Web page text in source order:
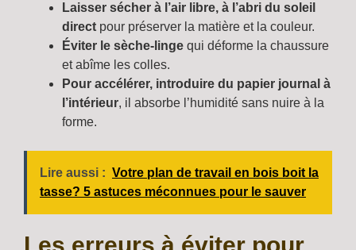
Laisser sécher à l’air libre, à l’abri du soleil
direct pour préserver la matière et la couleur.
Éviter le sèche-linge qui déforme la chaussure
et abîme les colles.
Pour accélérer, introduire du papier journal à
l’intérieur, il absorbe l’humidité sans nuire à la
forme.
Lire aussi : Votre plan de travail en bois boit la
tasse? 5 astuces méconnues pour le sauver